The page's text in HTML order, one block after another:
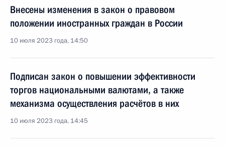
Внесены изменения в закон о правовом
положении иностранных граждан в России
10 июля 2023 года, 14:50
Подписан закон о повышении эффективности
торгов национальными валютами, а также
механизма осуществления расчётов в них
10 июля 2023 года, 14:45